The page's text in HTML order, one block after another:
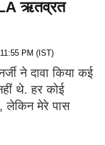
ऋतव्रत
PM (IST)
ने दावा किया कई
थे. हर कोई
लेकिन मेरे पास